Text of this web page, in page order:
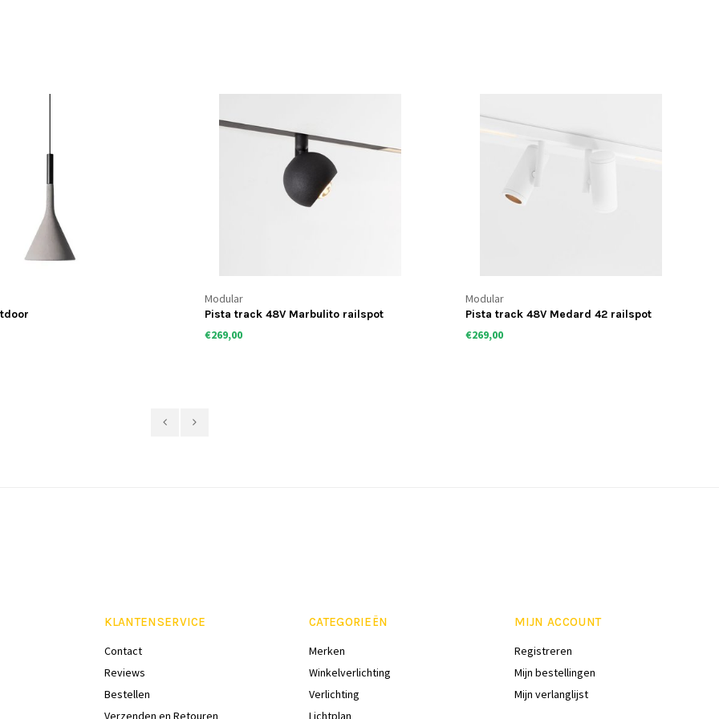
Modular
Pista track 48V Marbulito railspot
€269,00
Modular
Pista track 48V Medard 42 railspot
€269,00
KLANTENSERVICE
Contact
Reviews
Bestellen
Verzenden en Retouren
CATEGORIEËN
Merken
Winkelverlichting
Verlichting
Lichtplan
MIJN ACCOUNT
Registreren
Mijn bestellingen
Mijn verlanglijst